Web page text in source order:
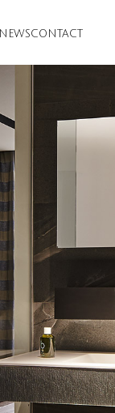
NEWSCONTACT